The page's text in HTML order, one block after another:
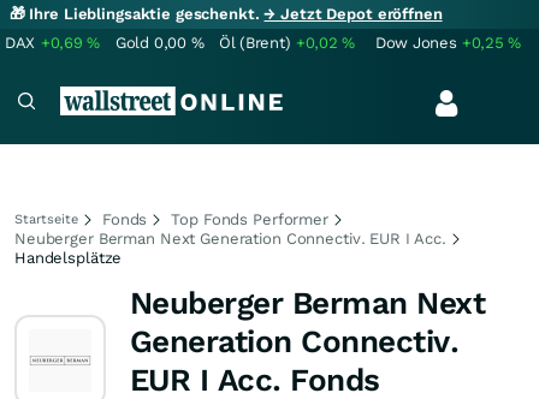
🎁 Ihre Lieblingsaktie geschenkt.→ Jetzt Depot eröffnen
DAX +0,69% Gold 0,00 % Öl (Brent) +0,02% Dow Jones +0,25%
Startseite Fonds
Top Fonds Performer
Neuberger Berman Next Generation Connectiv. EUR I Acc.
Handelsplätze
Neuberger Berman Next
Generation Connectiv.
EUR I Acc. Fonds